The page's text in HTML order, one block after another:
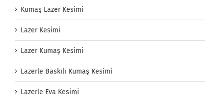
Kumaş Lazer Kesimi
Lazer Kesimi
Lazer Kumaş Kesimi
Lazerle Baskılı Kumaş Kesimi
Lazerle Eva Kesimi